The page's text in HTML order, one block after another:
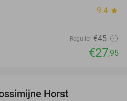
9.4 star
Regulier €45
€27,95
Horst